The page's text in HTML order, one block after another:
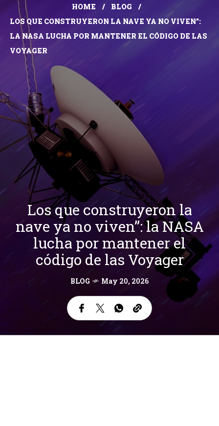
HOME
BLOG
LOS QUE CONSTRUYERON LA NAVE YA NO VIVEN”:
LA NASA LUCHA POR MANTENER EL CÓDIGO DE LAS
VOYAGER
Los que construyeron la
nave ya no viven”: la NASA
lucha por mantener el
código de las Voyager
BLOG May 20, 2026